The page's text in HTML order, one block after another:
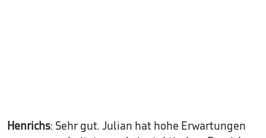
Henrichs: Sehr gut. Julian hat hohe Erwartungen